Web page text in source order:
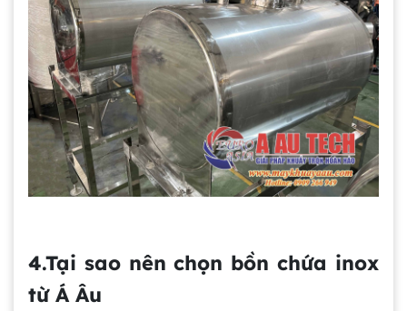
4.Tại sao nên chọn bồn chứa inox
từ Á Âu